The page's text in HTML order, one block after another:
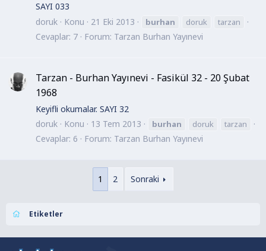
SAYI 033
doruk
Konu 21 Eki 2013 burhan doruk tarzan
Cevaplar: 7 Forum: Tarzan Burhan Yayınevi
Tarzan - Burhan Yayınevi - Fasikül 32 - 20 Şubat
1968
Keyifli okumalar. SAYI 32
doruk
Konu 13 Tem 2013 burhan doruk tarzan
Cevaplar: 6 Forum: Tarzan Burhan Yayınevi
1 2 Sonraki
Etiketler